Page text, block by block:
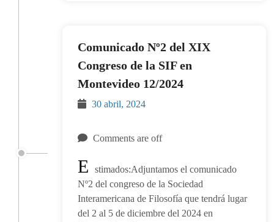
Comunicado Nº2 del XIX
Congreso de la SIF en
Montevideo 12/2024
30 abril, 2024
Comments are off
E
stimados:Adjuntamos el comunicado
Nº2 del congreso de la Sociedad
Interamericana de Filosofía que tendrá lugar
del 2 al 5 de diciembre del 2024 en